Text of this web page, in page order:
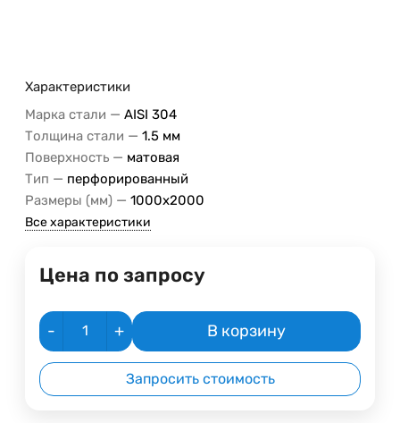
Характеристики
Марка стали — AISI 304
Толщина стали — 1.5 мм
Поверхность — матовая
Тип — перфорированный
Размеры (мм) — 1000х2000
Все характеристики
Цена по запросу
- + В корзину
Запросить стоимость